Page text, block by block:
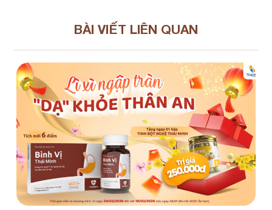
BÀI VIẾT LIÊN QUAN